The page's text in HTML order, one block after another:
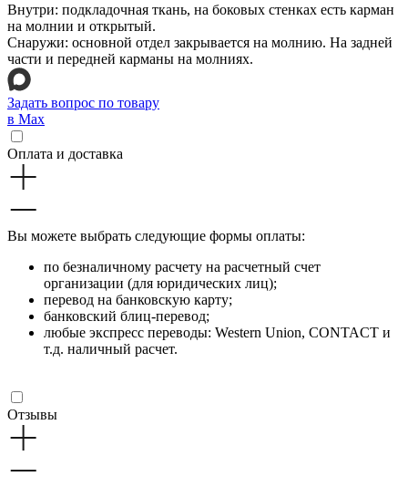
Внутри: подкладочная ткань, на боковых стенках есть карман
на молнии и открытый.
Снаружи: основной отдел закрывается на молнию. На задней
части и передней карманы на молниях.
Задать вопрос по товару
в Max
Оплата и доставка
Вы можете выбрать следующие формы оплаты:
по безналичному расчету на расчетный счет
организации (для юридических лиц);
перевод на банковскую карту;
банковский блиц-перевод;
любые экспресс переводы: Western Union, CONTACT и
т.д. наличный расчет.
Отзывы